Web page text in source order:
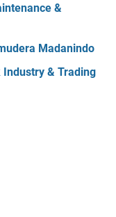
&
Madanindo
& Trading